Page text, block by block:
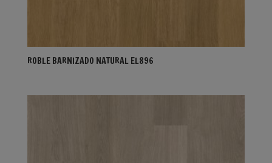
ROBLE BARNIZADO NATURAL EL896